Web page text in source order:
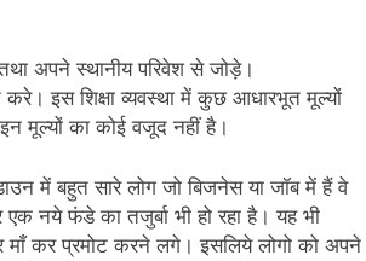
अपने स्थानीय परिवेश से जोड़े।
इस शिक्षा व्यवस्था में कुछ आधारभूत मूल्यों
इन मूल्यों का कोई वजूद नहीं है।
में बहुत सारे लोग जो बिजनेस या जॉब में हैं वे
नये फंडे का तजुर्बा भी हो रहा है। यह भी
माँ कर प्रमोट करने लगे। इसलिये लोगो को अपने